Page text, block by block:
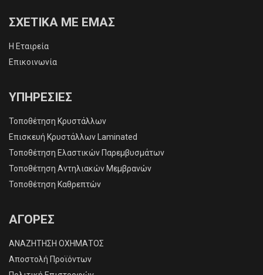
ΣΧΕΤΙΚΑ ΜΕ ΕΜΑΣ
Η Εταιρεία
Επικοινωνία
ΥΠΗΡΕΣΙΕΣ
Τοποθέτηση Κρυστάλλων
Επισκευή Κρυστάλλων Laminated
Τοποθέτηση Ελαστικών Παρεμβυσμάτων
Τοποθέτηση Αντηλιακών Μεμβρανών
Τοποθέτηση Καθρεπτών
ΑΓΟΡΕΣ
ΑΝΑΖΗΤΗΣΗ ΟΧΗΜΑΤΟΣ
Αποστολή Προϊόντων